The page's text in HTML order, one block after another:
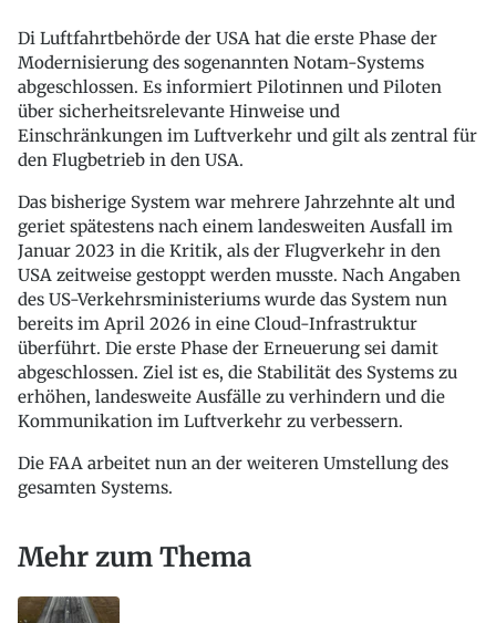
Di Luftfahrtbehörde der USA hat die erste Phase der
Modernisierung des sogenannten Notam-Systems
abgeschlossen. Es informiert Pilotinnen und Piloten
über sicherheitsrelevante Hinweise und
Einschränkungen im Luftverkehr und gilt als zentral für
den Flugbetrieb in den USA.
Das bisherige System war mehrere Jahrzehnte alt und
geriet spätestens nach einem landesweiten Ausfall im
Januar 2023 in die Kritik, als der Flugverkehr in den
USA zeitweise gestoppt werden musste. Nach Angaben
des US-Verkehrsministeriums wurde das System nun
bereits im April 2026 in eine Cloud-Infrastruktur
überführt. Die erste Phase der Erneuerung sei damit
abgeschlossen. Ziel ist es, die Stabilität des Systems zu
erhöhen, landesweite Ausfälle zu verhindern und die
Kommunikation im Luftverkehr zu verbessern.
Die FAA arbeitet nun an der weiteren Umstellung des
gesamten Systems.
Mehr zum Thema